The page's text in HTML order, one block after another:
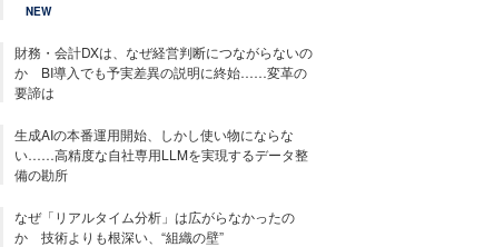
NEW
財務・会計DXは、なぜ経営判断につながらないの
か BI導入でも予実差異の説明に終始……変革の
要諦は
生成AIの本番運用開始、しかし使い物にならな
い……高精度な自社専用LLMを実現するデータ整
備の勘所
なぜ「リアルタイム分析」は広がらなかったの
か 技術よりも根深い、“組織の壁”